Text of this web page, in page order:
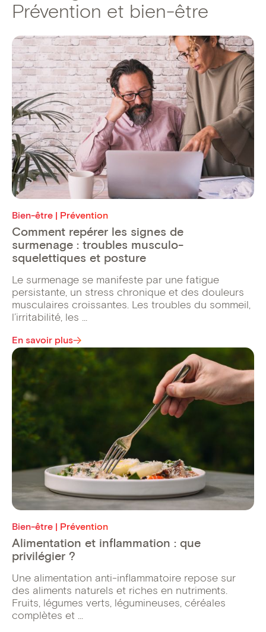
Prévention et bien-être
Bien-être | Prévention
Comment repérer les signes de
surmenage : troubles musculo-
squelettiques et posture
Le surmenage se manifeste par une fatigue
persistante, un stress chronique et des douleurs
musculaires croissantes. Les troubles du sommeil,
l’irritabilité, les ...
En savoir plus
Bien-être | Prévention
Alimentation et inflammation : que
privilégier ?
Une alimentation anti-inflammatoire repose sur
des aliments naturels et riches en nutriments.
Fruits, légumes verts, légumineuses, céréales
complètes et ...